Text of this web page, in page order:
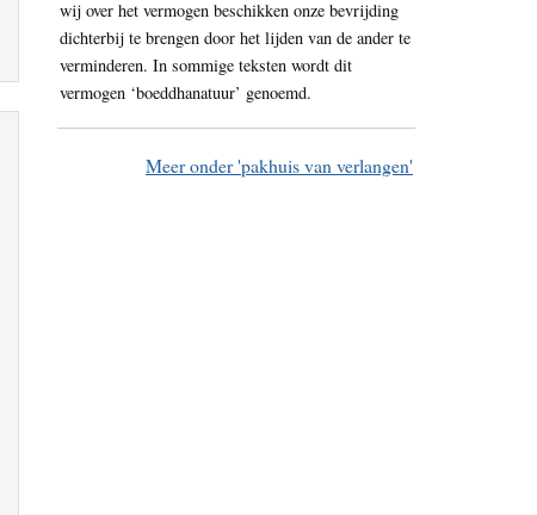
wij over het vermogen beschikken onze bevrijding
dichterbij te brengen door het lijden van de ander te
verminderen. In sommige teksten wordt dit
vermogen ‘boeddhanatuur’ genoemd.
Meer onder 'pakhuis van verlangen'